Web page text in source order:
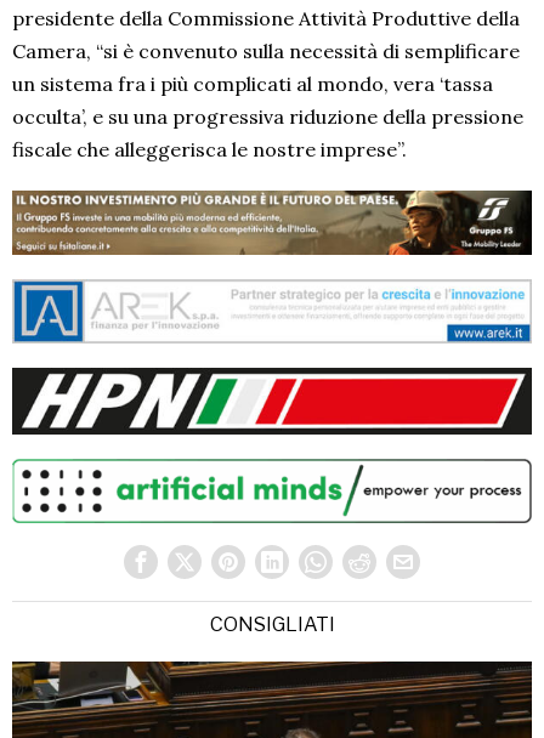
presidente della Commissione Attività Produttive della
Camera, “si è convenuto sulla necessità di semplificare
un sistema fra i più complicati al mondo, vera ‘tassa
occulta’, e su una progressiva riduzione della pressione
fiscale che alleggerisca le nostre imprese”.
CONSIGLIATI